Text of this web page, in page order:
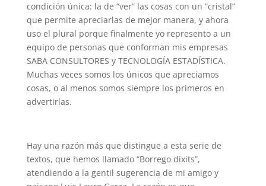
condición única: la de “ver” las cosas con un “cristal”
que permite apreciarlas de mejor manera, y ahora
uso el plural porque finalmente yo represento a un
equipo de personas que conforman mis empresas
SABA CONSULTORES y TECNOLOGÍA ESTADÍSTICA.
Muchas veces somos los únicos que apreciamos
cosas, o al menos somos siempre los primeros en
advertirlas.
Hay una razón más que distingue a esta serie de
textos, que hemos llamado “Borrego dixits”,
atendiendo a la gentil sugerencia de mi amigo y